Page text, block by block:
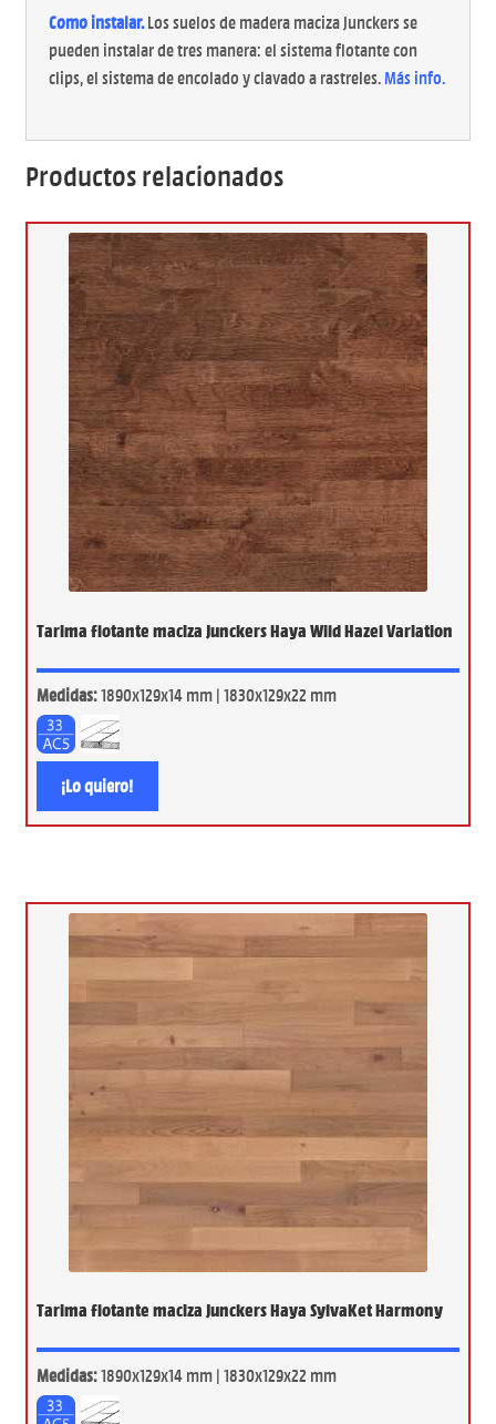
Como instalar.Los suelos de madera maciza Junckers se
pueden instalar de tres manera: el sistema flotante con
clips, el sistema de encolado y clavado a rastreles.Más info.
Productos relacionados
Tarima flotante maciza Junckers Haya Wild Hazel Variation
Medidas:1890x129x14 mm | 1830x129x22 mm
¡Lo quiero!
Tarima flotante maciza Junckers Haya SylvaKet Harmony
Medidas:1890x129x14 mm | 1830x129x22 mm